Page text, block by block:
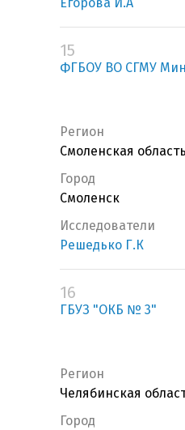
Егорова И.А
15
ФГБОУ ВО СГМУ
Регион
Смоленская область
Город
Смоленск
Исследователи
Решедько Г.К
16
ГБУЗ "ОКБ № 3"
Регион
Челябинская
Город